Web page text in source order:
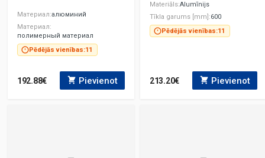
Материал алюминий
Материал
полимерный материал
Pēdējās vienības:11
192.88€ Pievienot
Materiāls Alumīnijs
Tīkla garums [mm] 600
Pēdējās vienības:11
213.20€ Pievienot